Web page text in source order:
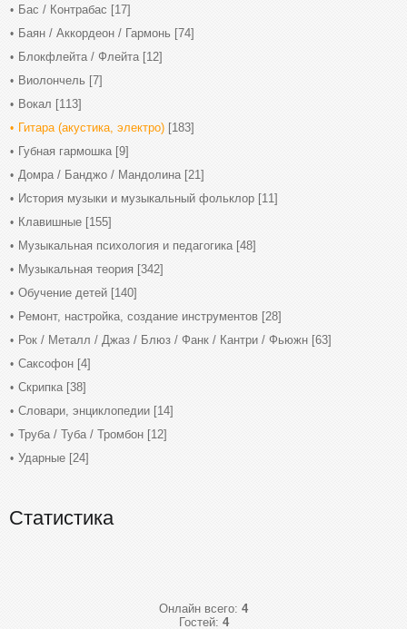
Бас / Контрабас [17]
Баян / Аккордеон / Гармонь [74]
Блокфлейта / Флейта [12]
Виолончель [7]
Вокал [113]
Гитара (акустика, электро) [183]
Губная гармошка [9]
Домра / Банджо / Мандолина [21]
История музыки и музыкальный фольклор [11]
Клавишные [155]
Музыкальная психология и педагогика [48]
Музыкальная теория [342]
Обучение детей [140]
Ремонт, настройка, создание инструментов [28]
Рок / Металл / Джаз / Блюз / Фанк / Кантри / Фьюжн [63]
Саксофон [4]
Скрипка [38]
Словари, энциклопедии [14]
Труба / Туба / Тромбон [12]
Ударные [24]
Статистика
Онлайн всего: 4
Гостей: 4